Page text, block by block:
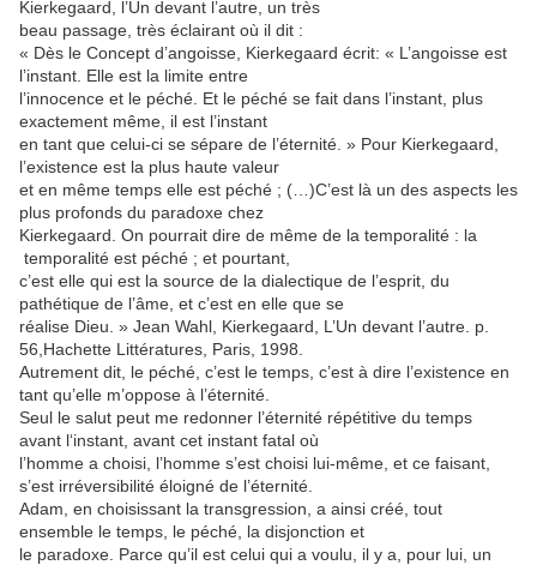
Kierkegaard, l’Un devant l’autre, un très
beau passage, très éclairant où il dit :
« Dès le Concept d’angoisse, Kierkegaard écrit: « L’angoisse est
l’instant. Elle est la limite entre
l’innocence et le péché. Et le péché se fait dans l’instant, plus
exactement même, il est l’instant
en tant que celui-ci se sépare de l’éternité. » Pour Kierkegaard,
l’existence est la plus haute valeur
et en même temps elle est péché ; (…)C’est là un des aspects les
plus profonds du paradoxe chez
Kierkegaard. On pourrait dire de même de la temporalité : la
temporalité est péché ; et pourtant,
c’est elle qui est la source de la dialectique de l’esprit, du
pathétique de l’âme, et c’est en elle que se
réalise Dieu. » Jean Wahl, Kierkegaard, L’Un devant l’autre. p.
56,Hachette Littératures, Paris, 1998.
Autrement dit, le péché, c’est le temps, c’est à dire l’existence en
tant qu’elle m’oppose à l’éternité.
Seul le salut peut me redonner l’éternité répétitive du temps
avant l‘instant, avant cet instant fatal où
l’homme a choisi, l’homme s’est choisi lui-même, et ce faisant,
s’est irréversibilité éloigné de l’éternité.
Adam, en choisissant la transgression, a ainsi créé, tout
ensemble le temps, le péché, la disjonction et
le paradoxe. Parce qu’il est celui qui a voulu, il y a, pour lui, un